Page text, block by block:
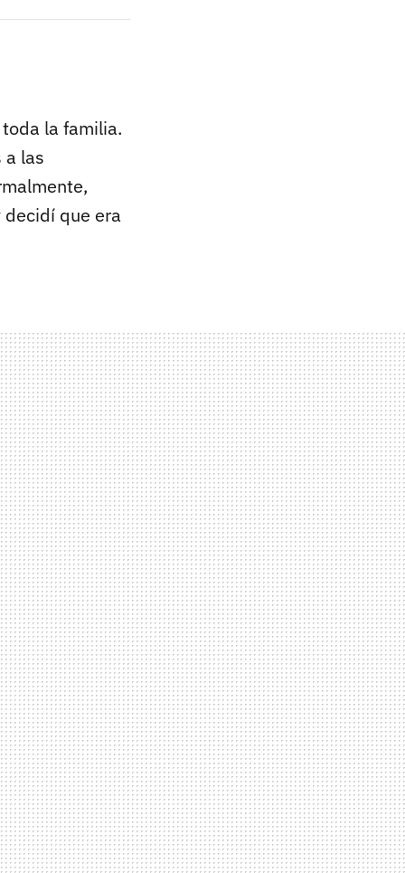
la familia.
a las
que era